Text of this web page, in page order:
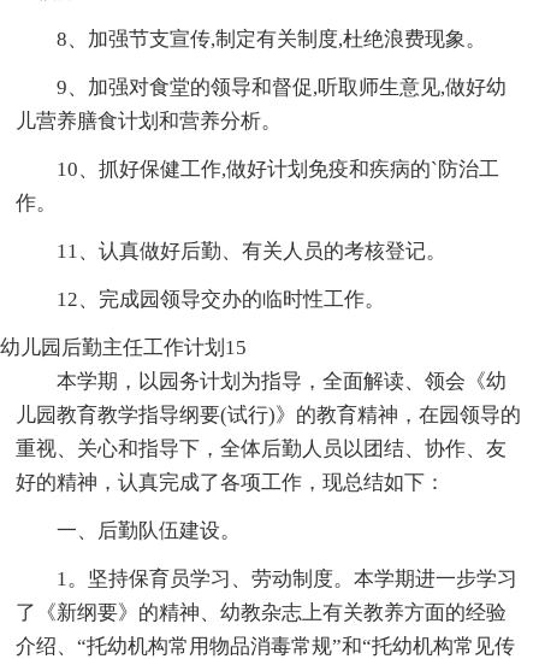
8、加强节支宣传,制定有关制度,杜绝浪费现象。
9、加强对食堂的领导和督促,听取师生意见,做好幼
儿营养膳食计划和营养分析。
10、抓好保健工作,做好计划免疫和疾病的`防治工
作。
11、认真做好后勤、有关人员的考核登记。
12、完成园领导交办的临时性工作。
幼儿园后勤主任工作计划15
本学期，以园务计划为指导，全面解读、领会《幼
儿园教育教学指导纲要(试行)》的教育精神，在园领导的
重视、关心和指导下，全体后勤人员以团结、协作、友
好的精神，认真完成了各项工作，现总结如下：
一、后勤队伍建设。
1。坚持保育员学习、劳动制度。本学期进一步学习
了《新纲要》的精神、幼教杂志上有关教养方面的经验
介绍、“托幼机构常用物品消毒常规”和“托幼机构常见传